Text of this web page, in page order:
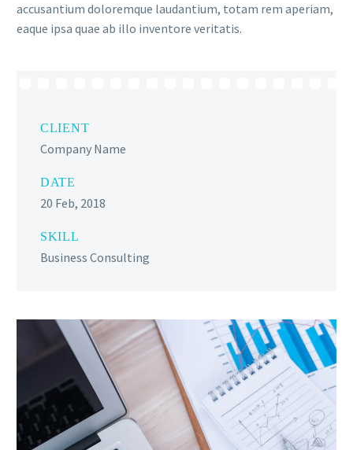
accusantium doloremque laudantium, totam rem aperiam,
eaque ipsa quae ab illo inventore veritatis.
CLIENT
Company Name
DATE
20 Feb, 2018
SKILL
Business Consulting